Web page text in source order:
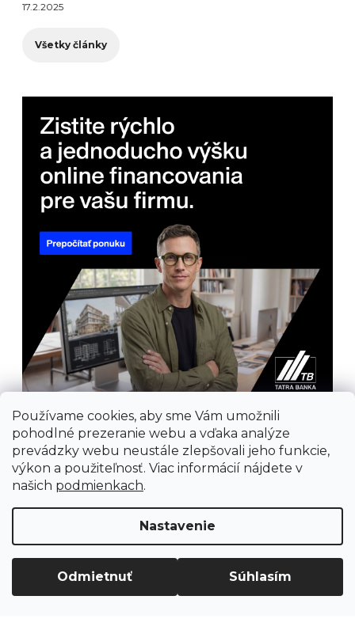
Používame cookies, aby sme Vám umožnili
pohodlné prezeranie webu a vďaka analýze
prevádzky webu neustále zlepšovali jeho funkcie,
výkon a použiteľnosť. Viac informácií nájdete v
našich podmienkach.
Nastavenie
Odmietnuť Súhlasím
17.2.2025
Všetky články
Vytvoril Shoptet